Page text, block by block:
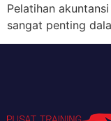
Pelatihan
sangat penting